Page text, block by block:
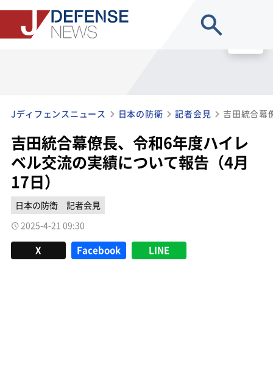
Jディフェンスニュース 日本の防衛 記者会見
吉田統合幕僚長、令和6年度ハイレ
ベル交流の実績について報告（4月
17日）
日本の防衛
記者会見
2025-4-21 09:30
X Facebook LINE